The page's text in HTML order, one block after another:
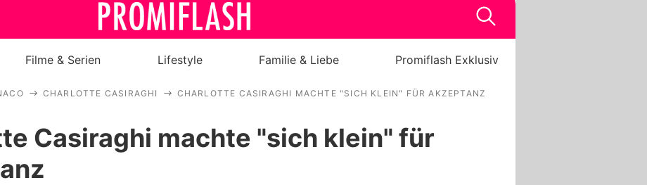
Royals
Filme & Serien Lifestyle Familie & Liebe Promiflash Exklusiv
CHARLOTTE CASIRAGHI CHARLOTTE CASIRAGHI MACHTE "SICH KLEIN" FÜR AKZEPTANZ
Casiraghi machte "sich klein" für